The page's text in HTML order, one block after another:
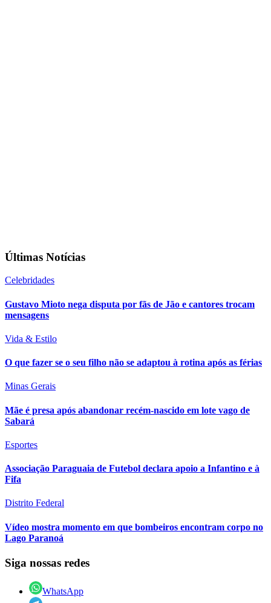
Últimas Notícias
Celebridades
Gustavo Mioto nega disputa por fãs de Jão e cantores trocam
mensagens
Vida & Estilo
O que fazer se o seu filho não se adaptou à rotina após as férias
Minas Gerais
Mãe é presa após abandonar recém-nascido em lote vago de
Sabará
Esportes
Associação Paraguaia de Futebol declara apoio a Infantino e à
Fifa
Distrito Federal
Vídeo mostra momento em que bombeiros encontram corpo no
Lago Paranoá
Siga nossas redes
WhatsApp